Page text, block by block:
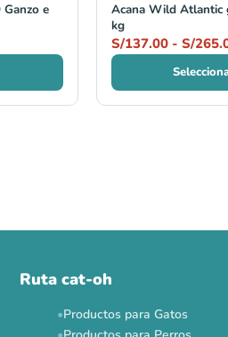
e
Acana Wild Atlantic
kg
S/137.00 - S/
Ruta cat-oh
Productos para Gatos